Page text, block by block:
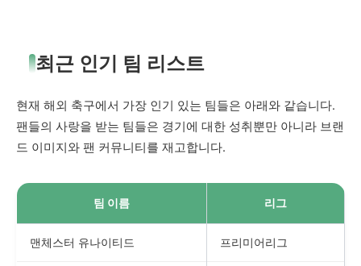
최근 인기 팀 리스트
현재 해외 축구에서 가장 인기 있는 팀들은 아래와 같습니다.
팬들의 사랑을 받는 팀들은 경기에 대한 성취뿐만 아니라 브랜
드 이미지와 팬 커뮤니티를 재고합니다.
팀 이름 리그
맨체스터 유나이티드 프리미어리그